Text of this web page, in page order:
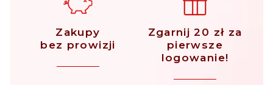
Zakupy
bez prowizji
Zgarnij 20 zł za
pierwsze
logowanie!